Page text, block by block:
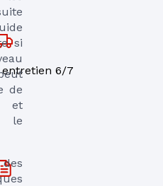
si
de
et
le
entretien 6/7